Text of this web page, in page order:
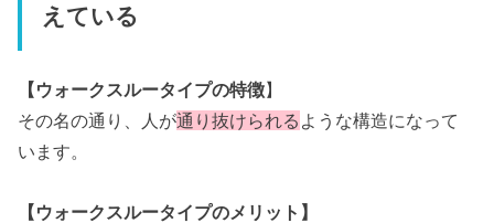
えている
【ウォークスルータイプの特徴】
その名の通り、人が通り抜けられる ような構造になって
います。
【ウォークスルータイプのメリット】